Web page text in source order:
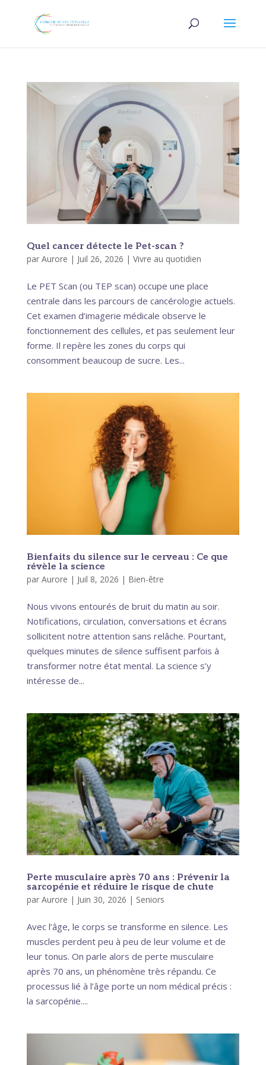
Quel cancer détecte le Pet-scan ?
par Aurore | Juil 26, 2026 | Vivre au quotidien
Le PET Scan (ou TEP scan) occupe une place
centrale dans les parcours de cancérologie actuels.
Cet examen d’imagerie médicale observe le
fonctionnement des cellules, et pas seulement leur
forme. Il repère les zones du corps qui
consomment beaucoup de sucre. Les...
Bienfaits du silence sur le cerveau : Ce que
révèle la science
par Aurore | Juil 8, 2026 | Bien-être
Nous vivons entourés de bruit du matin au soir.
Notifications, circulation, conversations et écrans
sollicitent notre attention sans relâche. Pourtant,
quelques minutes de silence suffisent parfois à
transformer notre état mental. La science s’y
intéresse de...
Perte musculaire après 70 ans : Prévenir la
sarcopénie et réduire le risque de chute
par Aurore | Juin 30, 2026 | Seniors
Avec l’âge, le corps se transforme en silence. Les
muscles perdent peu à peu de leur volume et de
leur tonus. On parle alors de perte musculaire
après 70 ans, un phénomène très répandu. Ce
processus lié à l’âge porte un nom médical précis :
la sarcopénie....